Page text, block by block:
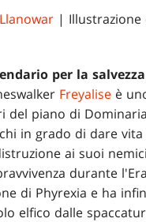
|
per la
Freyalise è
del piano di
in grado di dare vita
ai suoi
durante
di Phyrexia e ha
elfico dalle